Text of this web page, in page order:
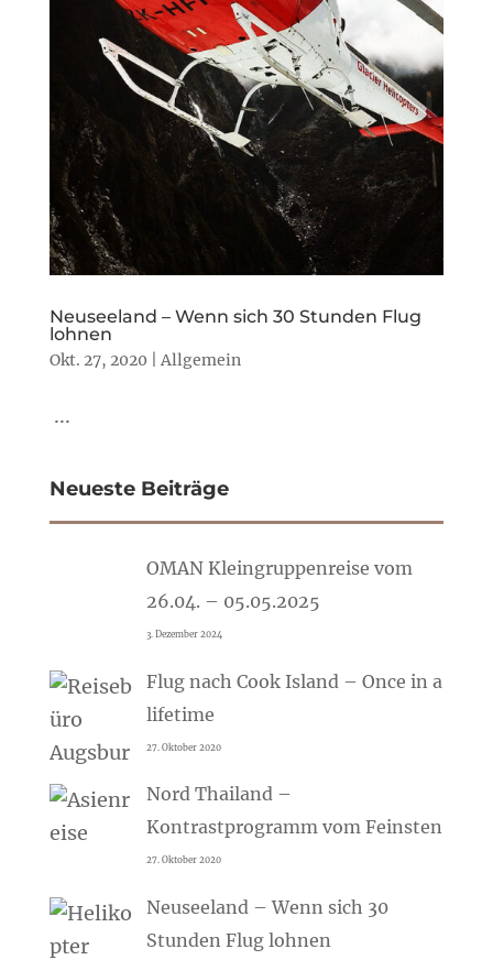
Neuseeland – Wenn sich 30 Stunden Flug
lohnen
Okt. 27, 2020 Allgemein
...
Neueste Beiträge
OMAN Kleingruppenreise vom
26.04. – 05.05.2025
3. Dezember 2024
Flug nach Cook Island – Once in a
lifetime
27. Oktober 2020
Nord Thailand –
Kontrastprogramm vom Feinsten
27. Oktober 2020
Neuseeland – Wenn sich 30
Stunden Flug lohnen